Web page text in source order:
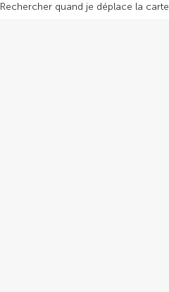
Rechercher quand je déplace la carte